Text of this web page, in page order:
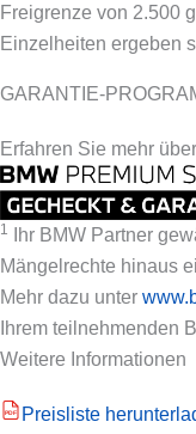
Freigrenze von 2.500
Einzelheiten ergeben
GARANTIE-
Erfahren Sie mehr
1
Ihr BMW Partner
Mängelrechte hinaus
Mehr dazu unter
Ihrem teilnehmenden
Weitere Informationen
PDF Preisliste